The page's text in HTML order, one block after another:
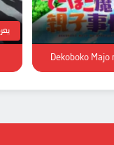
Dekoboko Majo